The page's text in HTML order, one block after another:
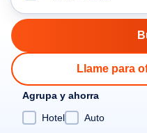
Llame para
Agrupa y ahorra
Hotel
Auto